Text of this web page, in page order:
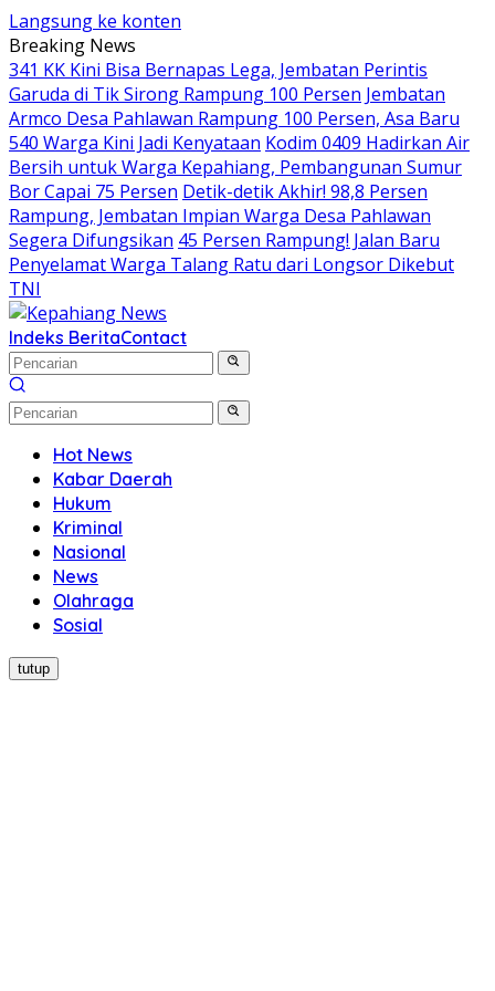
Langsung ke konten
Breaking News
341 KK Kini Bisa Bernapas Lega, Jembatan Perintis
Garuda di Tik Sirong Rampung 100 Persen Jembatan
Armco Desa Pahlawan Rampung 100 Persen, Asa Baru
540 Warga Kini Jadi Kenyataan Kodim 0409 Hadirkan Air
Bersih untuk Warga Kepahiang, Pembangunan Sumur
Bor Capai 75 Persen Detik-detik Akhir! 98,8 Persen
Rampung, Jembatan Impian Warga Desa Pahlawan
Segera Difungsikan 45 Persen Rampung! Jalan Baru
Penyelamat Warga Talang Ratu dari Longsor Dikebut
TNI
Indeks BeritaContact
Hot News
Kabar Daerah
Hukum
Kriminal
Nasional
News
Olahraga
Sosial
tutup